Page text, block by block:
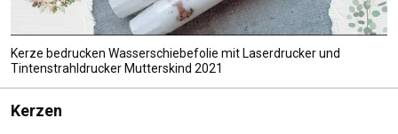
Kerze bedrucken Wasserschiebefolie mit Laserdrucker und
Tintenstrahldrucker Mutterskind 2021
Kerzen